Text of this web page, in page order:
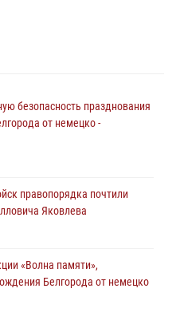
безопасность празднования
от немецко -
правопорядка почтили
Яковлева
«Волна памяти»,
Белгорода от немецко